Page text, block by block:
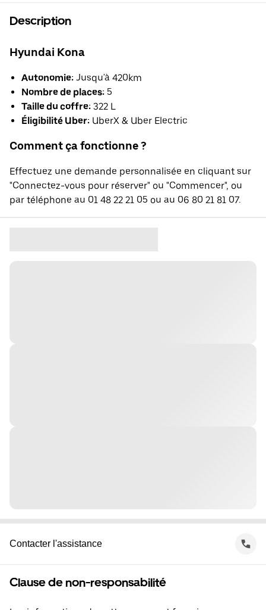
Description
Hyundai Kona
Autonomie: Jusqu'à 420km
Nombre de places: 5
Taille du coffre: 322 L
Éligibilité Uber: UberX & Uber Electric
Comment ça fonctionne ?
Effectuez une demande personnalisée en cliquant sur
"Connectez-vous pour réserver" ou "Commencer", ou
par téléphone au 01 48 22 21 05 ou au 06 80 21 81 07.
Contacter l'assistance
Clause de non-responsabilité